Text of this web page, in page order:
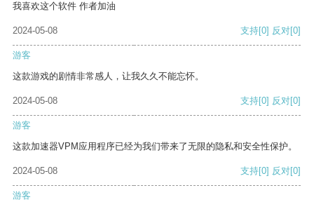
我喜欢这个软件 作者加油
2024-05-08 支持[0] 反对[0]
游客
这款游戏的剧情非常感人，让我久久不能忘怀。
2024-05-08 支持[0] 反对[0]
游客
这款加速器VPM应用程序已经为我们带来了无限的隐私和安全性保护。
2024-05-08 支持[0] 反对[0]
游客